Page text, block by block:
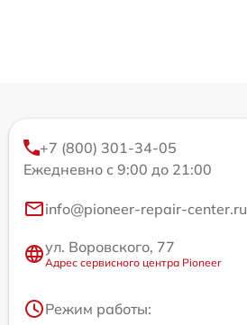
+7 (800) 301-34-05
Ежедневно с 9:00 до 21:00
info@pioneer-repair-center.ru
ул. Воровского, 77
Адрес сервисного центра Pioneer
Режим работы: